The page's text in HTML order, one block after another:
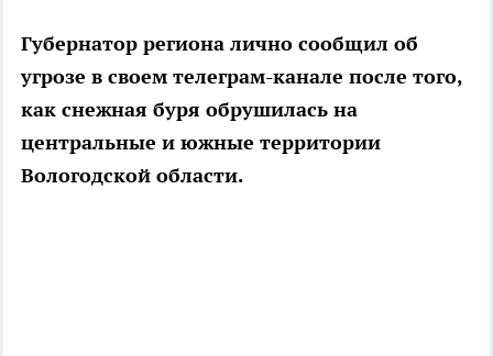
Губернатор региона лично сообщил об
угрозе в своем телеграм-канале после того,
как снежная буря обрушилась на
центральные и южные территории
Вологодской области.